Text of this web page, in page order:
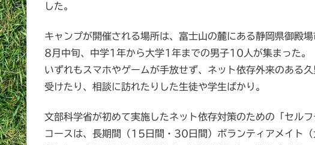
した。
キャンプが開催される場所は、富士山の麓にある静岡県御殿場
8月中旬、中学1年から大学1年までの男子10人が集まった。
いずれもスマホやゲームが手放せず、ネット依存外来のある
受けたり、相談に訪れたりした生徒や学生ばかり。
文部科学省が初めて実施したネット依存対策のための「セルフ
コースは、長期間（15日間・30日間）ボランティアメイト